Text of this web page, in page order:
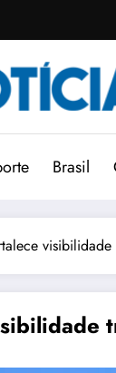
Brasil